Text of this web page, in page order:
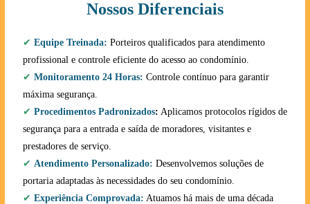
Nossos Diferenciais
✔ Equipe Treinada: Porteiros qualificados para atendimento
profissional e controle eficiente do acesso ao condomínio.
✔ Monitoramento 24 Horas: Controle contínuo para garantir
máxima segurança.
✔ Procedimentos Padronizados: Aplicamos protocolos rígidos de
segurança para a entrada e saída de moradores, visitantes e
prestadores de serviço.
✔ Atendimento Personalizado: Desenvolvemos soluções de
portaria adaptadas às necessidades do seu condomínio.
✔ Experiência Comprovada: Atuamos há mais de uma década